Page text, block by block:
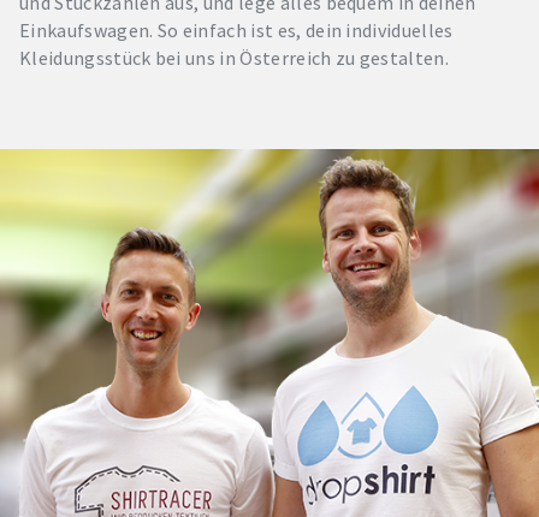
Einkaufswagen. So einfach ist es, dein individuelles
Kleidungsstück bei uns in Österreich zu gestalten.